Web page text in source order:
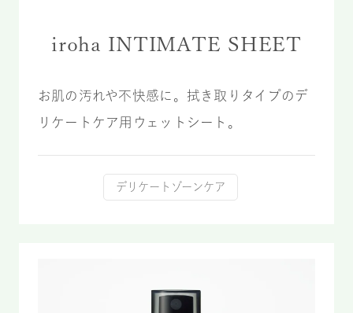
iroha INTIMATE SHEET
お肌の汚れや不快感に。拭き取りタイプのデ
リケートケア用ウェットシート。
デリケートゾーンケア